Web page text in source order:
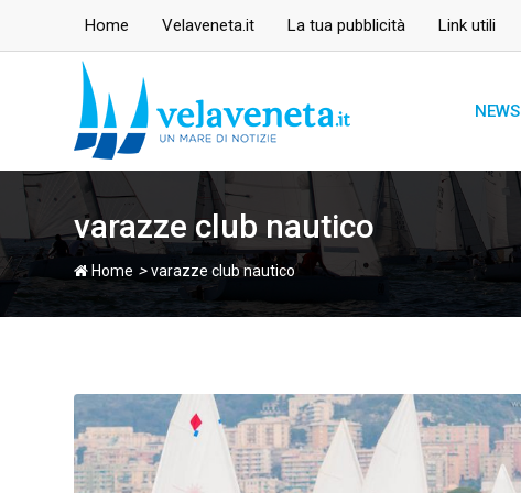
Home Velaveneta.it La tua pubblicità Link utili
NEWS
varazze club nautico
Home >varazze club nautico